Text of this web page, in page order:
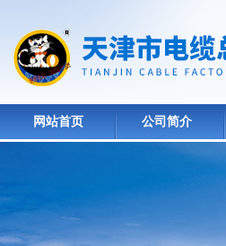
网站首页 公司简介